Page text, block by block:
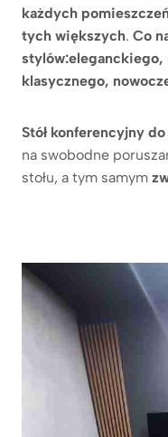
każdych
tych większych. Co
klasycznego,
Stół konferencyjny
na swobodne
stołu, a tym samym